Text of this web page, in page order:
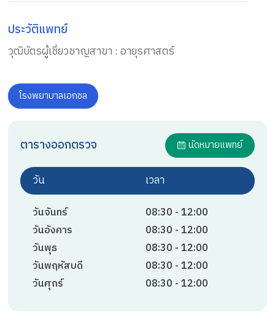
ประวัติแพทย์
วุฒิบัตรผู้เชี่ยวชาญสาขา : อายุรศาสตร์
โรงพยาบาลเอกชล
ตารางออกตรวจ นัดหมายแพทย์
วัน เวลา
วันจันทร์
08:30 - 12:00
วันอังคาร
08:30 - 12:00
วันพุธ
08:30 - 12:00
วันพฤหัสบดี
08:30 - 12:00
วันศุกร์
08:30 - 12:00